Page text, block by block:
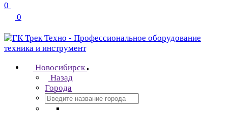
0
0
Новосибирск
Назад
Города